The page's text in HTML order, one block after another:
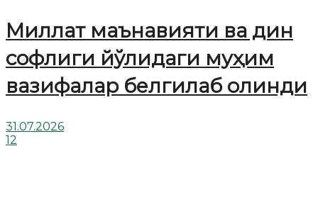
Миллат маънавияти ва дин
софлиги йўлидаги муҳим
вазифалар белгилаб олинди
31.07.2026
12